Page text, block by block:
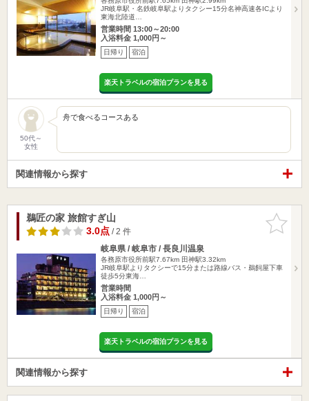
JR岐阜駅・名鉄岐阜駅よりタクシー15分名神高速各ICより
東海北陸道…
営業時間 13:00～20:00
入浴料金 1,000円～
日帰り 宿泊
楽天トラベルの宿泊プランを見る
50代～
女性
舟で食べるコースある
関連情報から探す
お気に入
りに追加
鵜匠の家 旅館すぎ山
3.0点/ 2 件
岐阜県 / 岐阜市 / 長良川温泉
各務原市役所前駅7.67km 田神駅3.32km
JR岐阜駅よりタクシーで15分または路線バス・鵜飼屋下車
徒歩5分東海…
営業時間
入浴料金 1,000円～
日帰り 宿泊
楽天トラベルの宿泊プランを見る
関連情報から探す